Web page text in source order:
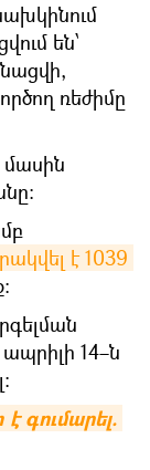
են՝
ռեժիմը
է 1039
14–ն
գումարել.